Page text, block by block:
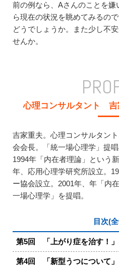
前の例なら、Aさんのことを
ら現在の状況を眺めてみるので
どうでしょうか。また少し不
せんか。
心理コンサルタント 吉
吉家重夫。心理コンサルタン
会会長。「統一場心理学」提唱
1994年「内在者理論」という
年、応用心理学研究所設立。
ー協会設立。2001年、年「内
一場心理学」を提唱。
目次(
第5回 「上がり症を治す！」
第4回 「新型うつについて」